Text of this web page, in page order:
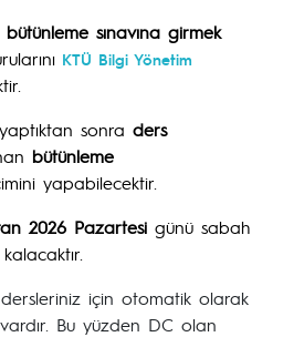
sınavına girmek
KTÜ Bilgi Yönetim
sonra ders
bütünleme
yapabilecektir.
2026 Pazartesi günü sabah
için otomatik olarak
Bu yüzden DC olan